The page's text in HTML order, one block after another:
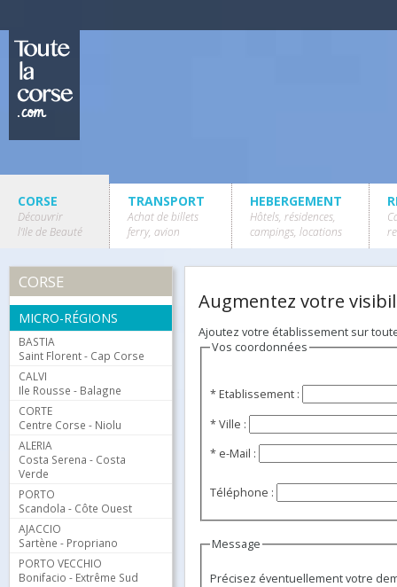
CORSE
Découvrir
l'Ile de Beauté
TRANSPORT
Achat de billets
ferry, avion
HEBERGEMENT
Hôtels, résidences,
campings, locations
CORSE
MICRO-RÉGIONS
BASTIA
Saint Florent - Cap Corse
CALVI
Ile Rousse - Balagne
CORTE
Centre Corse - Niolu
ALERIA
Costa Serena - Costa
Verde
PORTO
Scandola - Côte Ouest
AJACCIO
Sartène - Propriano
PORTO VECCHIO
Bonifacio - Extrême Sud
Augmentez votre
Ajoutez votre établissement sur
Vos coordonnées
* Etablissement :
* Ville :
* e-Mail :
Téléphone :
Message
Précisez éventuellement votre